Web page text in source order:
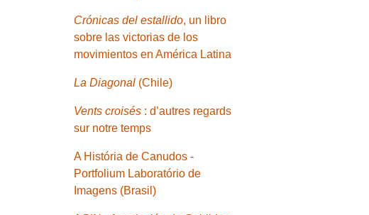
Crónicas del estallido, un libro
sobre las victorias de los
movimientos en América Latina
La Diagonal (Chile)
Vents croisés : d’autres regards
sur notre temps
A História de Canudos -
Portfolium Laboratório de
Imagens (Brasil)